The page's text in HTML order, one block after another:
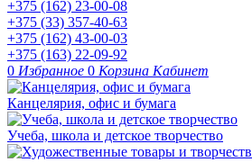
+375 (162) 23-00-08
+375 (33) 357-40-63
+375 (162) 43-00-03
+375 (163) 22-09-92
0 Избранное 0 Корзина Кабинет
Канцелярия, офис и бумага
Учеба, школа и детское творчество